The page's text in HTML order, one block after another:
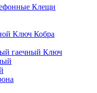
Клещи
Ключ Кобра
Ключ